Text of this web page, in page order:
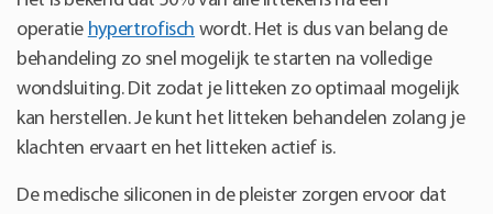
operatie hypertrofisch wordt. Het is dus van belang de
behandeling zo snel mogelijk te starten na volledige
wondsluiting. Dit zodat je litteken zo optimaal mogelijk
kan herstellen. Je kunt het litteken behandelen zolang je
klachten ervaart en het litteken actief is.
De medische siliconen in de pleister zorgen ervoor dat